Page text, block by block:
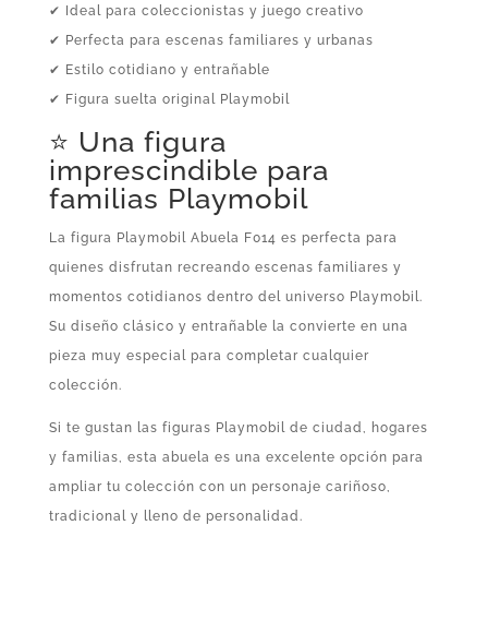
✔ Ideal para coleccionistas y juego creativo
✔ Perfecta para escenas familiares y urbanas
✔ Estilo cotidiano y entrañable
✔ Figura suelta original Playmobil
⭐ Una figura
imprescindible para
familias Playmobil
La figura Playmobil Abuela F014 es perfecta para
quienes disfrutan recreando escenas familiares y
momentos cotidianos dentro del universo Playmobil.
Su diseño clásico y entrañable la convierte en una
pieza muy especial para completar cualquier
colección.
Si te gustan las figuras Playmobil de ciudad, hogares
y familias, esta abuela es una excelente opción para
ampliar tu colección con un personaje cariñoso,
tradicional y lleno de personalidad.